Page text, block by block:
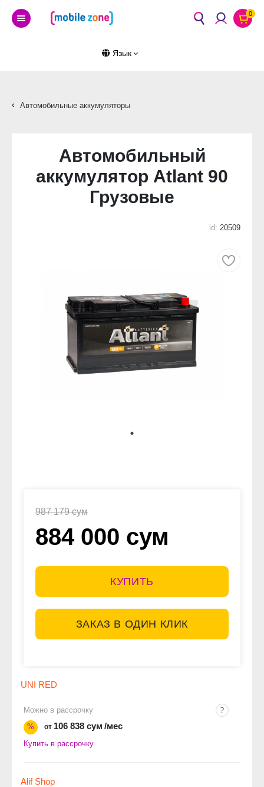
0
Язык
Автомобильные аккумуляторы
Автомобильный
аккумулятор Atlant 90
Грузовые
id: 20509
987 179 сум
884 000 сум
КУПИТЬ
ЗАКАЗ В ОДИН КЛИК
UNI RED
Можно в рассрочку
%
от 106 838 сум /мес
Купить в рассрочку
Alif Shop